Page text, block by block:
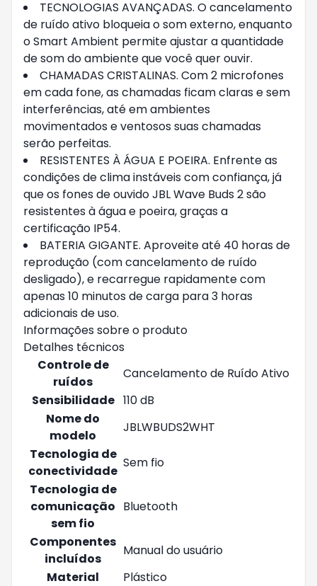
TECNOLOGIAS AVANÇADAS. O cancelamento
de ruído ativo bloqueia o som externo, enquanto
o Smart Ambient permite ajustar a quantidade
de som do ambiente que você quer ouvir.
CHAMADAS CRISTALINAS. Com 2 microfones
em cada fone, as chamadas ficam claras e sem
interferências, até em ambientes
movimentados e ventosos suas chamadas
serão perfeitas.
RESISTENTES À ÁGUA E POEIRA. Enfrente as
condições de clima instáveis com confiança, já
que os fones de ouvido JBL Wave Buds 2 são
resistentes à água e poeira, graças a
certificação IP54.
BATERIA GIGANTE. Aproveite até 40 horas de
reprodução (com cancelamento de ruído
desligado), e recarregue rapidamente com
apenas 10 minutos de carga para 3 horas
adicionais de uso.
Informações sobre o produto
Detalhes técnicos
Controle de
ruídos
‎Cancelamento de Ruído Ativo
Sensibilidade ‎110 dB
Nome do
modelo
‎JBLWBUDS2WHT
Tecnologia de
conectividade
‎Sem fio
Tecnologia de
comunicação
sem fio
‎Bluetooth
Componentes
incluídos
‎Manual do usuário
Material
‎Plástico